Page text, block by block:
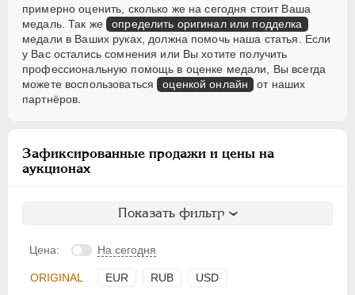
примерно оценить, сколько же на сегодня стоит Ваша
медаль. Так же определить оригинал или подделка
медали в Ваших руках, должна помочь наша статья. Если
у Вас остались сомнения или Вы хотите получить
профессиональную помощь в оценке медали, Вы всегда
можете воспользоваться оценкой онлайн
от наших
партнёров.
Зафиксированные продажи и цены на
аукционах
Показать фильтр
Цена: На сегодня
ORIGINAL EUR RUB USD